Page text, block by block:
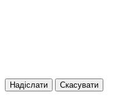
Надіслати Скасувати